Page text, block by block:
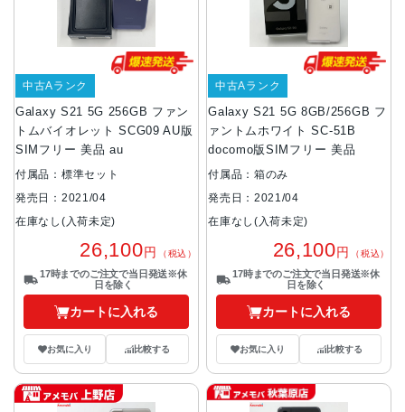
Galaxy S21 5G 256GB ファン
トムバイオレット SCG09 AU版
SIMフリー 美品 au
中古Aランク
付属品：標準セット
発売日：2021/04
在庫なし(入荷未定)
26,100円 （税込）
17時までのご注文で当日発送※休
日を除く
カートに入れる
お気に入り 比較する
Galaxy S21 5G 8GB/256GB フ
ァントムホワイト SC-51B
docomo版SIMフリー 美品
中古Aランク
付属品：箱のみ
発売日：2021/04
在庫なし(入荷未定)
26,100円 （税込）
17時までのご注文で当日発送※休
日を除く
カートに入れる
お気に入り 比較する